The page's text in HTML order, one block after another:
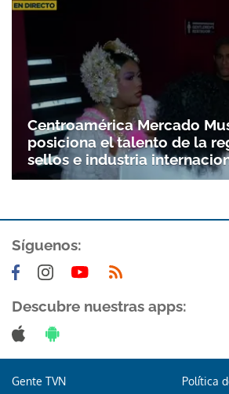
Centroamérica Mercado
posiciona el talento de la
sellos e industria
Síguenos:
Descubre nuestras apps:
Gente TVN Política